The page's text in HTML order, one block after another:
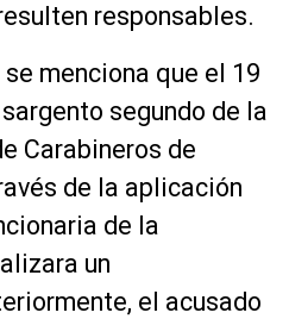
responsables.
menciona que el 19
segundo de la
Carabineros de
de la aplicación
de la
un
el acusado